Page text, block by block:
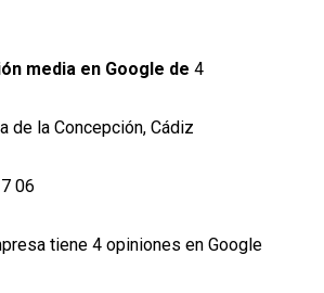
media en Google de 4
de la Concepción, Cádiz
06
tiene 4 opiniones en Google